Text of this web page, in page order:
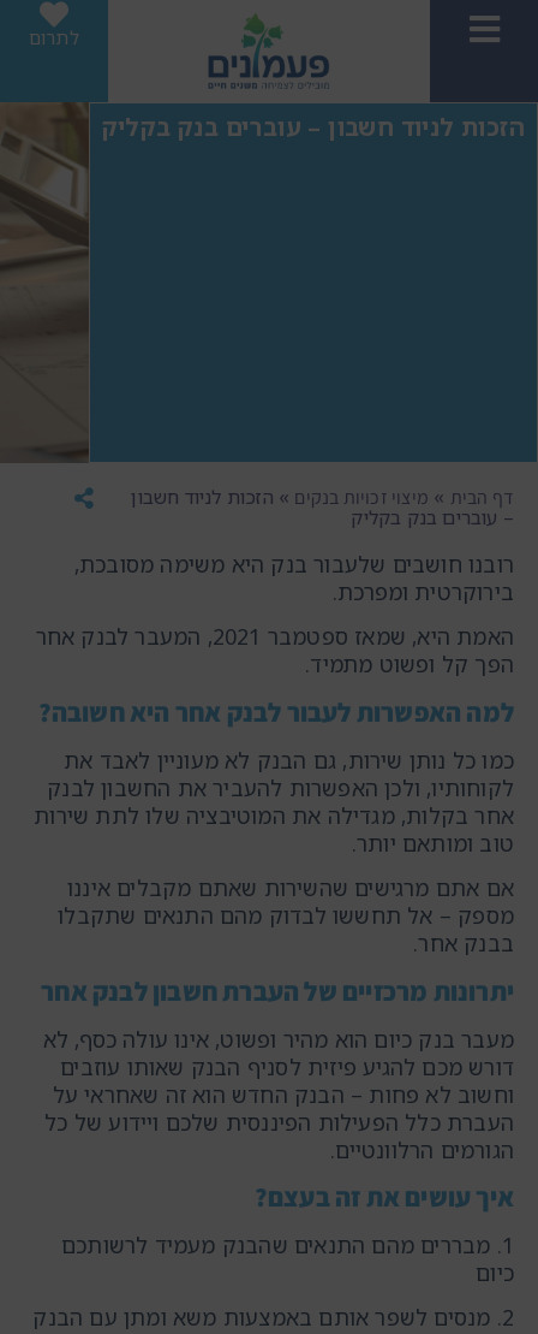
לתרום
הזכות לניוד חשבון – עוברים בנק בקליק
דף הבית » מיצוי זכויות בנקים » הזכות לניוד חשבון
– עוברים בנק בקליק
רובנו חושבים שלעבור בנק היא משימה מסובכת,
בירוקרטית ומפרכת.
האמת היא, שמאז ספטמבר 2021, המעבר לבנק אחר
הפך קל ופשוט מתמיד.
למה האפשרות לעבור לבנק אחר היא חשובה?
כמו כל נותן שירות, גם הבנק לא מעוניין לאבד את
לקוחותיו, ולכן האפשרות להעביר את החשבון לבנק
אחר בקלות, מגדילה את המוטיבציה שלו לתת שירות
טוב ומותאם יותר.
אם אתם מרגישים שהשירות שאתם מקבלים איננו
מספק – אל תחששו לבדוק מהם התנאים שתקבלו
בבנק אחר.
יתרונות מרכזיים של העברת חשבון לבנק אחר
מעבר בנק כיום הוא מהיר ופשוט, אינו עולה כסף, לא
דורש מכם להגיע פיזית לסניף הבנק שאותו עוזבים
וחשוב לא פחות – הבנק החדש הוא זה שאחראי על
העברת כלל הפעילות הפיננסית שלכם ויידוע של כל
הגורמים הרלוונטיים.
איך עושים את זה בעצם?
1. מבררים מהם התנאים שהבנק מעמיד לרשותכם
כיום
2. מנסים לשפר אותם באמצעות משא ומתן עם הבנק